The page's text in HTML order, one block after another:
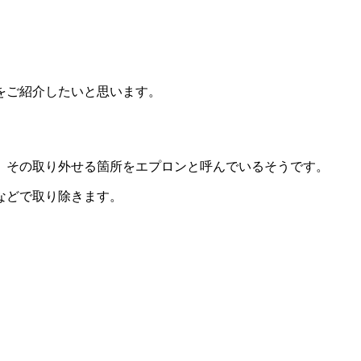
紹介したいと思います。
その取り外せる箇所をエプロンと呼んでいるそうです。
で取り除きます。